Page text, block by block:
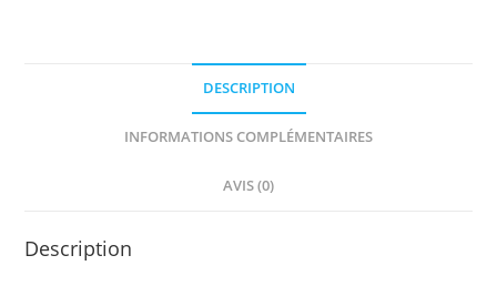
DESCRIPTION
INFORMATIONS COMPLÉMENTAIRES
AVIS (0)
Description